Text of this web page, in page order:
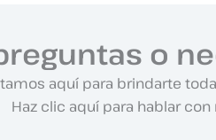
o
aquí para brindarte
Haz clic aquí para hablar